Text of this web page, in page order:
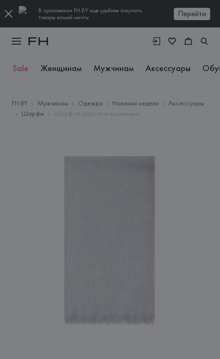
В приложении FH.BY еще удобнее покупать
товары вашей мечты
Перейти
Sale Женщинам Мужчинам Аксессуары
FH.BY Мужчинам Одежда Новинки недели
Аксессуары
Шарфы
Шарф из шерсти и кашемира